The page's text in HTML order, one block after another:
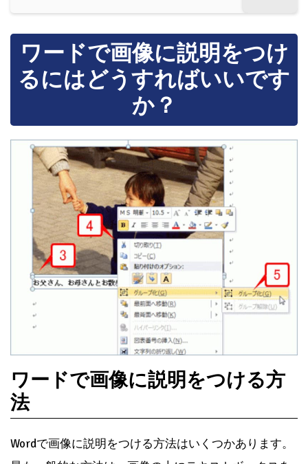
ワードで画像に説明をつけ
るにはどうすればいいです
か？
ワードで画像に説明をつける方
法
Wordで画像に説明をつける方法はいくつかあります。